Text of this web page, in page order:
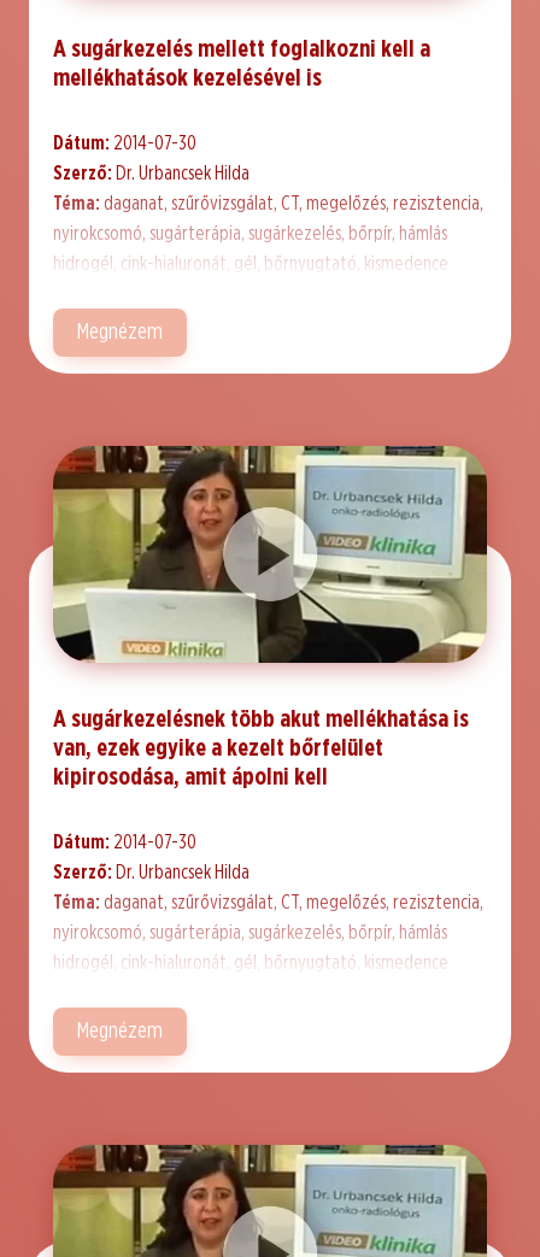
A sugárkezelés mellett foglalkozni kell a
mellékhatások kezelésével is
Dátum: 2014-07-30
Szerző: Dr. Urbancsek Hilda
Téma: daganat, szűrővizsgálat, CT, megelőzés, rezisztencia,
nyirokcsomó, sugárterápia, sugárkezelés, bőrpír, hámlás
hidrogél, cink-hialuronát, gél, bőrnyugtató, kismedence
Megnézem
A sugárkezelésnek több akut mellékhatása is
van, ezek egyike a kezelt bőrfelület
kipirosodása, amit ápolni kell
Dátum: 2014-07-30
Szerző: Dr. Urbancsek Hilda
Téma: daganat, szűrővizsgálat, CT, megelőzés, rezisztencia,
nyirokcsomó, sugárterápia, sugárkezelés, bőrpír, hámlás
hidrogél, cink-hialuronát, gél, bőrnyugtató, kismedence
Megnézem